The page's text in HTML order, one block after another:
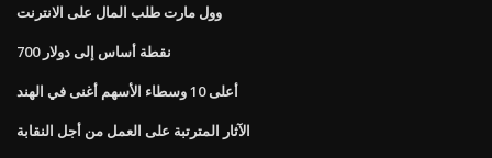
وول مارت طلب المال على الانترنت
700 نقطة أساس إلى دولار
أعلى 10 وسطاء الأسهم أغنى في الهند
الآثار المترتبة على العمل من أجل النقابة